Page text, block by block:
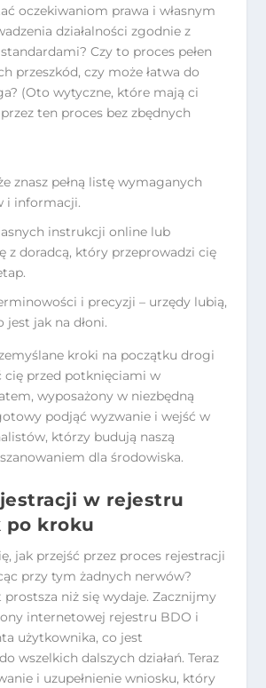
oczekiwaniom prawa i własnym
działalności zgodnie z
Czy to proces pełen
przeszkód, czy może łatwa do
(Oto wytyczne, które mają ci
ten proces bez zbędnych
znasz pełną listę wymaganych
i informacji.
instrukcji online lub
z doradcą, który przeprowadzi cię
i precyzji – urzędy lubią,
jest jak na dłoni.
kroki na początku drogi
przed potknięciami w
wyposażony w niezbędną
podjąć wyzwanie i wejść w
którzy budują naszą
dla środowiska.
w rejestru
po kroku
jak przejść przez proces rejestracji
przy tym żadnych nerwów?
niż się wydaje. Zacznijmy
internetowej rejestru BDO i
użytkownika, co jest
wszelkich dalszych działań. Teraz
i uzupełnienie wniosku, który